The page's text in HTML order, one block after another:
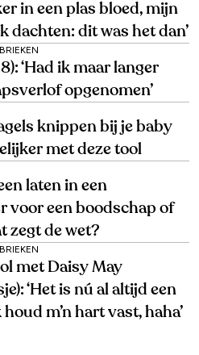
in een plas bloed, mijn
dachten: dit was het dan’
‘Had ik maar langer
opgenomen’
knippen bij je baby
met deze tool
laten in een
voor een boodschap of
zegt de wet?
met Daisy May
‘Het is nú al altijd een
m’n hart vast, haha’